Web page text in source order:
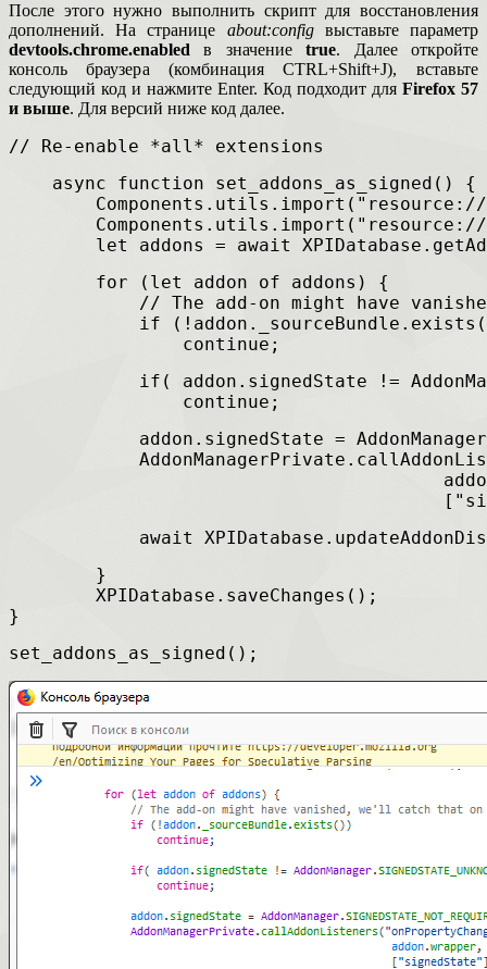
После этого нужно выполнить скрипт для восстановления
дополнений. На странице about:configвыставьте параметр
devtools.chrome.enabled в значениеtrue. Далее откройте
консоль браузера (комбинация CTRL+Shift+J), вставьте
следующий код и нажмите Enter. Код подходит для Firefox 57
и выше. Для версий ниже код далее.
// Re-enable *all* extensions
    async function set_addons_as_signed() {
let addons = await
        for (let addon of addons) {
// The add-on might have
if
                continue;
if( addon.signedState !=
                continue;
addon.signedState =
await
        }
        XPIDatabase.saveChanges();
}
set_addons_as_signed();